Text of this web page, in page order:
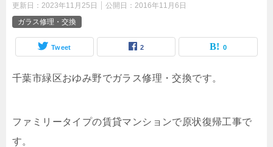
更新日： 2023年11月25日 公開日： 2016年11月6日
ガラス修理・交換
Tweet 2 0
千葉市緑区おゆみ野でガラス修理・交換です。
ファミリータイプの賃貸マンションで原状復帰工事で
す。